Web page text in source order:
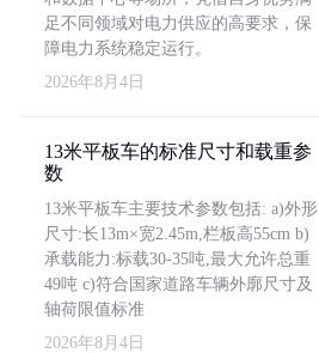
足不同领域对电力供应的高要求，保
障电力系统稳定运行。
2026年8月4日
13米平板车的标准尺寸和载重参
数
13米平板车主要技术参数包括: a)外形
尺寸:长13m×宽2.45m,栏板高55cm b)
承载能力:标载30-35吨,最大允许总重
49吨 c)符合国家道路车辆外廓尺寸及
轴荷限值标准
2026年8月4日